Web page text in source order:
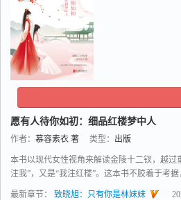
愿有人待你如初：细品红楼梦中人
作者： 慕容素衣 著 类型： 出版
本书以现代女性视角来解读金陵十二钗，越
注我”，又是“我注红楼”。这本书不胶着于考
最新章节： 致晓旭：只有你是林妹妹